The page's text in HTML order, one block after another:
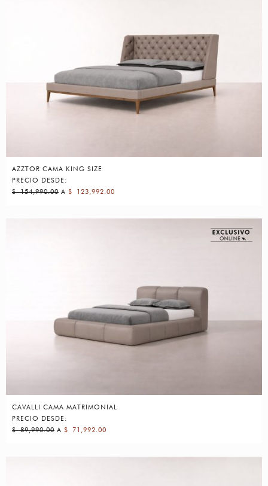
AZZTOR CAMA KING SIZE
PRECIO DESDE:
$154,990.00 A $ 123,992.00
CAVALLI CAMA MATRIMONIAL
PRECIO DESDE:
$89,990.00 A $ 71,992.00